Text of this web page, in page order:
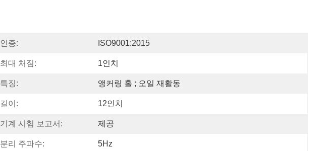
인증: ISO9001:2015
최대 처짐: 1인치
특징: 앵커링 홀 ; 오일 재활동
길이: 12인치
기계 시험 보고서: 제공
분리 주파수: 5Hz